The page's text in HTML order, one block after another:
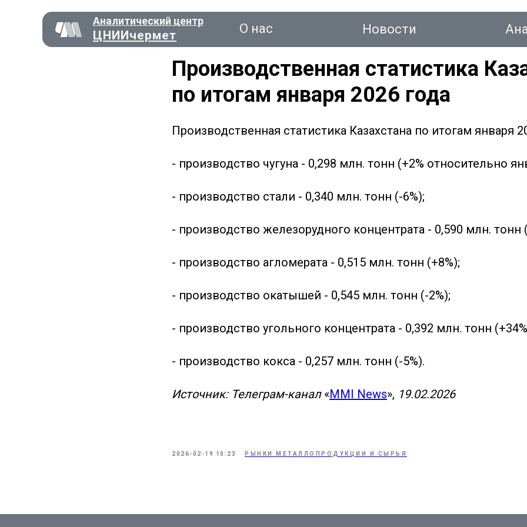
ЦНИИчермет
Аналитический центр
О нас Новости
Производственная статистика
по итогам января 2026 года
Производственная статистика Казахстана по итогам января
- производство чугуна - 0,298 млн. тонн (+2% относительно
- производство стали - 0,340 млн. тонн (-6%);
- производство железорудного концентрата - 0,590 млн. тонн
- производство агломерата - 0,515 млн. тонн (+8%);
- производство окатышей - 0,545 млн. тонн (-2%);
- производство угольного концентрата - 0,392 млн. тонн
- производство кокса - 0,257 млн. тонн (-5%).
Источник: Телеграм-канал «MMI News», 19.02.2026
2026-02-19 10:23 РЫНКИ МЕТАЛЛОПРОДУКЦИИ И СЫРЬЯ